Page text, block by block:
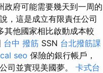
政府可能需要幾天到一周的
，這是成立有限責任公司
其他國家相比啟動成本較
台中 撥筋 SSN 台北撥筋課
seo 保險的銀行帳戶，
司並實現美國夢。 卡式台